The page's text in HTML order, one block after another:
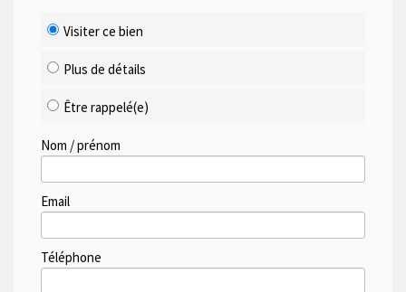
Visiter ce bien
Plus de détails
Être rappelé(e)
Nom / prénom
Email
Téléphone